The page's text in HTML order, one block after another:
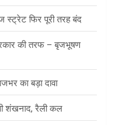
स्ट्रेट फिर पूरी तरह बंद
की तरफ – बृजभूषण
का बड़ा दावा
शंखनाद, रैली कल